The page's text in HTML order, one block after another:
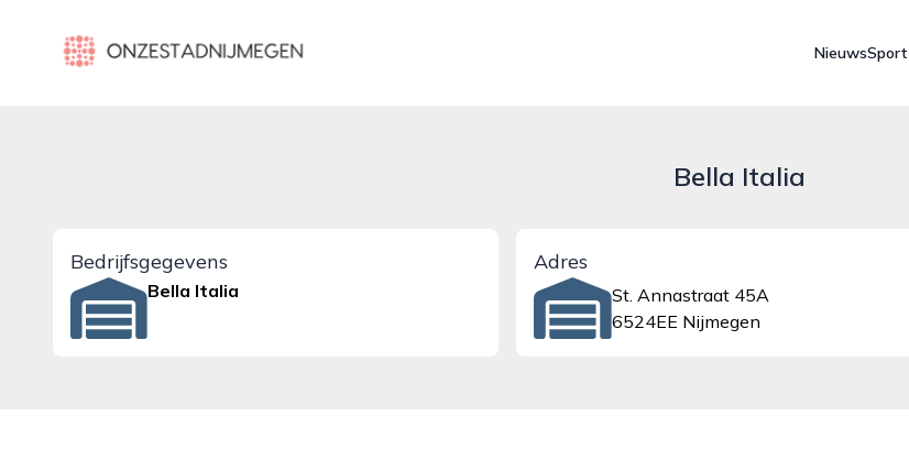
onzestadnijmegen.nl
NieuwsSport
Bella Italia
Bedrijfsgegevens
Bella Italia
Adres
St. Annastraat 45A
6524EE Nijmegen